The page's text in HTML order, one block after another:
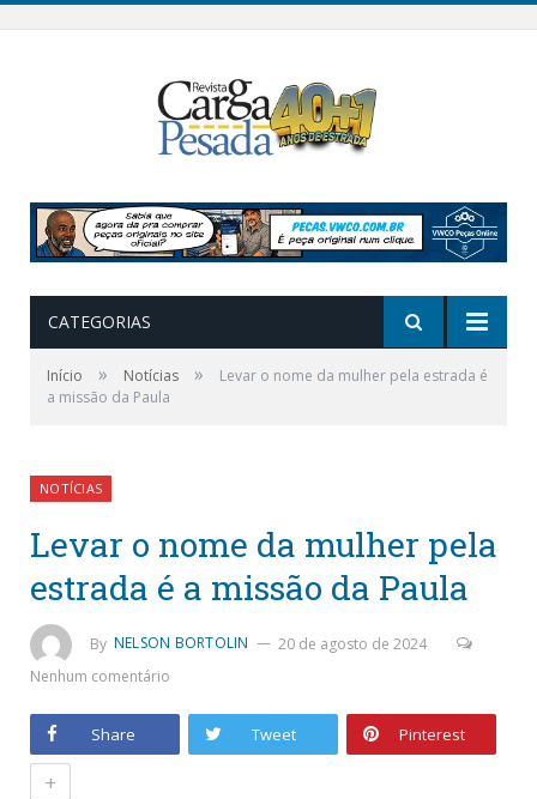
CATEGORIAS
Início » Notícias »
Levar o nome da mulher pela estrada é
a missão da Paula
NOTÍCIAS
Levar o nome da mulher pela
estrada é a missão da Paula
By NELSON BORTOLIN
20 de agosto de 2024
Nenhum comentário
Share Tweet Pinterest
+